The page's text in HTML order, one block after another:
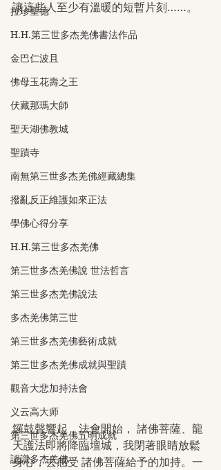
拉珍聖德
H.H.第三世多杰羌佛書法作品
金巴仁波且
佛母玉花壽之王
伏藏那瑪大師
聖天湖佛教城
聖蹟寺
南無第三世多杰羌佛經藏總集
撥亂反正維護如來正法
學佛心得分享
H.H.第三世多杰羌佛
第三世多杰羌佛說 世法哲言
第三世多杰羌佛說法
多杰羌佛第三世
第三世多杰羌佛藝術成就
第三世多杰羌佛成就與聖蹟
觀音大悲加持法會
义云高大师
第三世多杰羌佛五明成就
認識多杰羌佛
讓這些人至少有溫暖的短暫片刻……。
鑼鼓聲響起，法會開始， 諸佛菩薩、龍
天護法即將降臨壇城，我閉著眼睛放鬆
身心，去感受 諸佛菩薩給予的加持。一